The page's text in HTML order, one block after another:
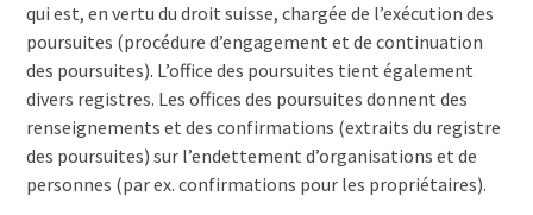
qui est, en vertu du droit suisse, chargée de l’exécution des
poursuites (procédure d’engagement et de continuation
des poursuites). L’office des poursuites tient également
divers registres. Les offices des poursuites donnent des
renseignements et des confirmations (extraits du registre
des poursuites) sur l’endettement d’organisations et de
personnes (par ex. confirmations pour les propriétaires).